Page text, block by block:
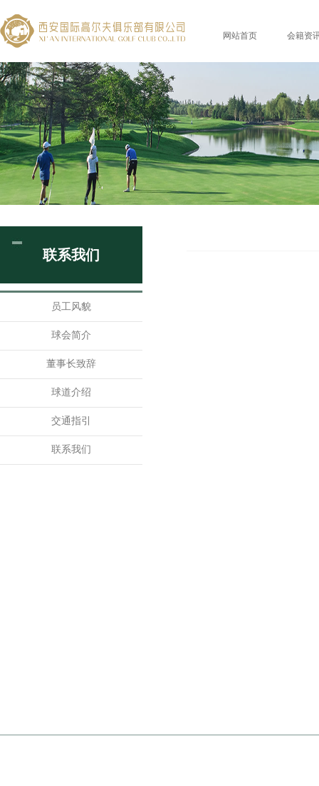
网站首页 会籍资
联系我们
员工风貌
球会简介
董事长致辞
球道介绍
交通指引
联系我们